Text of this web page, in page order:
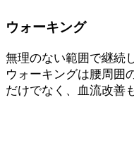
ウォーキング
無理のない範囲で継続
ウォーキングは腰周囲
だけでなく、血流改善